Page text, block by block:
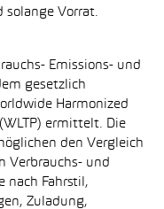
solange Vorrat.
Emissions- und
gesetzlich
Harmonized
ermittelt. Die
den Vergleich
Verbrauchs- und
nach Fahrstil,
Zuladung,